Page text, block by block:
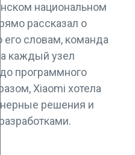
национальном
рассказал о
словам, команда
каждый узел
программного
Xiaomi хотела
решения и